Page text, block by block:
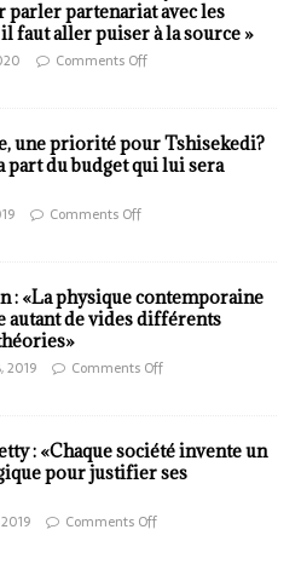
parler partenariat avec les
faut aller puiser à la source »
Comments Off
une priorité pour Tshisekedi?
part du budget qui lui sera
Comments Off
: «La physique contemporaine
autant de vides différents
2019 Comments Off
: «Chaque société invente un
pour justifier ses
Comments Off